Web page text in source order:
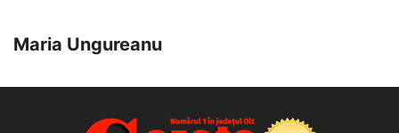
Maria Ungureanu